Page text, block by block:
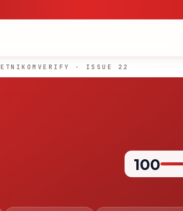
ETNIKOMVERIFY · ISSUE 22
100